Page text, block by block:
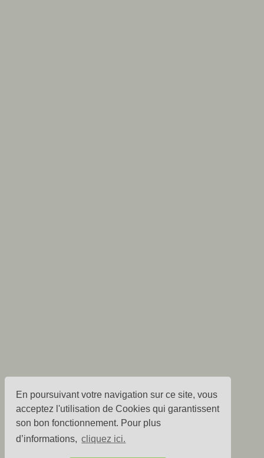
En poursuivant votre navigation sur ce site, vous
acceptez l'utilisation de Cookies qui garantissent
son bon fonctionnement. Pour plus
d’informations, cliquez ici.